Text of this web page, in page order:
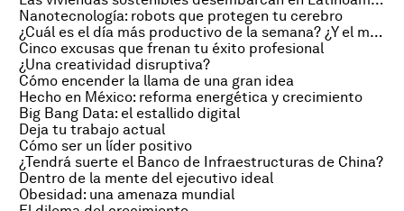
Nanotecnología: robots que protegen tu cerebro
¿Cuál es el día más productivo de la semana? ¿Y el mejor mes?
Cinco excusas que frenan tu éxito profesional
¿Una creatividad disruptiva?
Cómo encender la llama de una gran idea
Hecho en México: reforma energética y crecimiento
Big Bang Data: el estallido digital
Deja tu trabajo actual
Cómo ser un líder positivo
¿Tendrá suerte el Banco de Infraestructuras de China?
Dentro de la mente del ejecutivo ideal
Obesidad: una amenaza mundial